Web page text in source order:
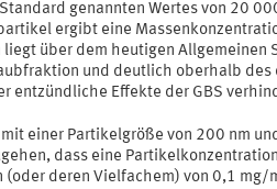
genannten Wertes von 20
ergibt eine
liegt über dem heutigen Allgemeinen
und deutlich oberhalb
entzündliche Effekte der GBS
einer Partikelgröße von 200 nm
dass eine
(oder deren Vielfachem) von 0,1 mg/